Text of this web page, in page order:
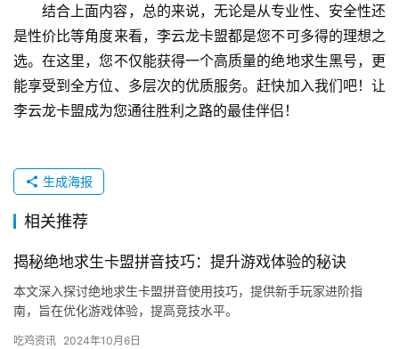
结合上面内容，总的来说，无论是从专业性、安全性还
是性价比等角度来看，李云龙卡盟都是您不可多得的理想之
选。在这里，您不仅能获得一个高质量的绝地求生黑号，更
能享受到全方位、多层次的优质服务。赶快加入我们吧！让
李云龙卡盟成为您通往胜利之路的最佳伴侣！
生成海报
相关推荐
揭秘绝地求生卡盟拼音技巧：提升游戏体验的秘诀
本文深入探讨绝地求生卡盟拼音使用技巧，提供新手玩家进阶指
南，旨在优化游戏体验，提高竞技水平。
吃鸡资讯 2024年10月6日